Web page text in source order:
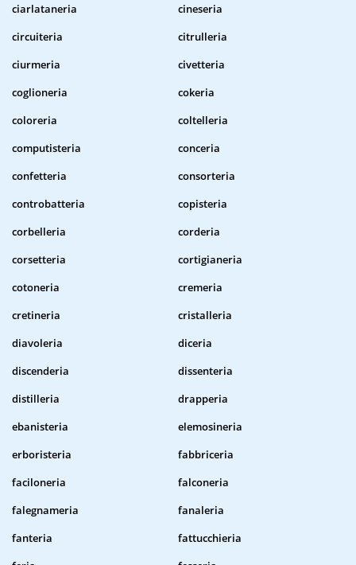
ciarlataneria
cineseria
circuiteria
citrulleria
ciurmeria
civetteria
coglioneria
cokeria
coloreria
coltelleria
computisteria
conceria
confetteria
consorteria
controbatteria
copisteria
corbelleria
corderia
corsetteria
cortigianeria
cotoneria
cremeria
cretineria
cristalleria
diavoleria
diceria
discenderia
dissenteria
distilleria
drapperia
ebanisteria
elemosineria
erboristeria
fabbriceria
faciloneria
falconeria
falegnameria
fanaleria
fanteria
fattucchieria